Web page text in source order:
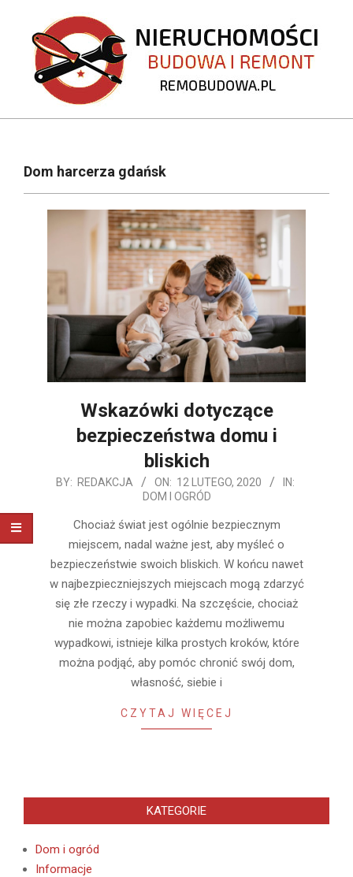
content
REMOBUDOWA.PL
NavigationDom harcerza gdańsk
Wskazówki dotyczące
bezpieczeństwa domu i
bliskich
2020-
BY: REDAKCJA ON: 12 LUTEGO, 2020
IN:
DOM I OGRÓD
Chociaż świat jest ogólnie bezpiecznym
miejscem, nadal ważne jest, aby myśleć o
bezpieczeństwie swoich bliskich. W końcu nawet
w najbezpieczniejszych miejscach mogą zdarzyć
się złe rzeczy i wypadki. Na szczęście, chociaż
nie można zapobiec każdemu możliwemu
wypadkowi, istnieje kilka prostych kroków, które
można podjąć, aby pomóc chronić swój dom,
własność, siebie i
CZYTAJ WIĘCEJ
KATEGORIE
Dom i ogród
Informacje